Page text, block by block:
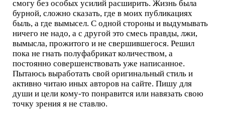
смогу без особых усилий расширить. Жизнь была
бурной, сложно сказать, где в моих публикациях
быль, а где вымысел. С одной стороны и выдумывать
ничего не надо, а с другой это смесь правды, лжи,
вымысла, прожитого и не свершившегося. Решил
пока не гнать полуфабрикат количеством, а
постоянно совершенствовать уже написанное.
Пытаюсь выработать свой оригинальный стиль и
активно читаю иных авторов на сайте. Пишу для
души и цели кому-то понравится или навязать свою
точку зрения я не ставлю.